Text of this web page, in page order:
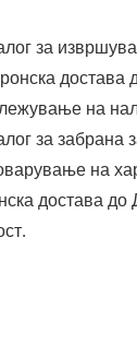
за
достава
на
за забрана
на
достава до